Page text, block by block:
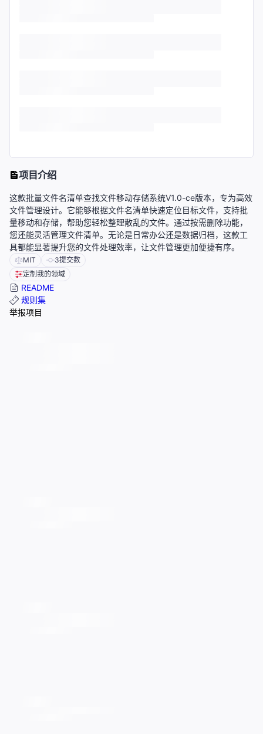
项目介绍
这款批量文件名清单查找文件移动存储系统V1.0-ce版本，专为高效
文件管理设计。它能够根据文件名清单快速定位目标文件，支持批
量移动和存储，帮助您轻松整理散乱的文件。通过按需删除功能，
您还能灵活管理文件清单。无论是日常办公还是数据归档，这款工
具都能显著提升您的文件处理效率，让文件管理更加便捷有序。
MIT 3提交数
定制我的领域
README
规则集
举报项目